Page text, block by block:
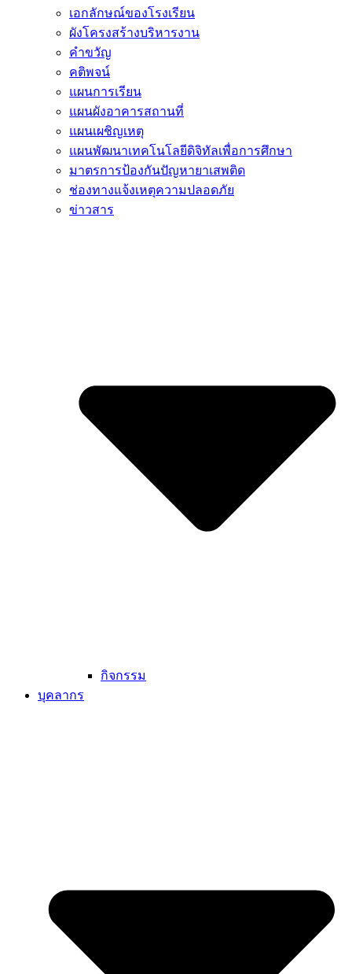
เอกลักษณ์ของโรงเรียน
ผังโครงสร้างบริหารงาน
คำขวัญ
คติพจน์
แผนการเรียน
แผนผังอาคารสถานที่
แผนเผชิญเหตุ
แผนพัฒนาเทคโนโลยีดิจิทัลเพื่อการศึกษา
มาตรการป้องกันปัญหายาเสพติด
ช่องทางแจ้งเหตุความปลอดภัย
ข่าวสาร
กิจกรรม
บุคลากร